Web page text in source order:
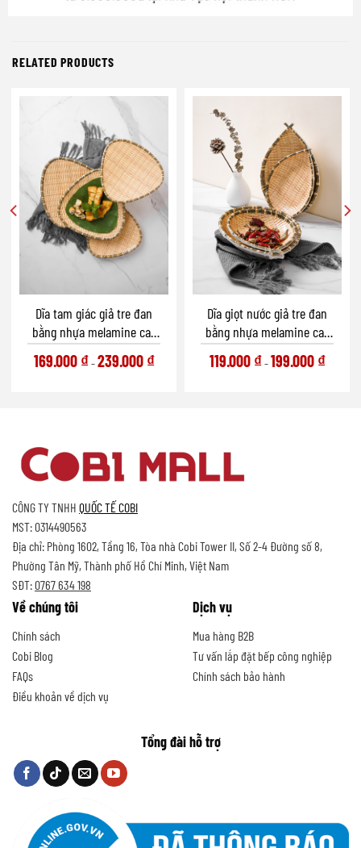
RELATED PRODUCTS
Dĩa tam giác giả tre đan
bằng nhựa melamine cao
cấp (Bamboo Collection)
169.000 ₫–239.000 ₫
Dĩa giọt nước giả tre đan
bằng nhựa melamine cao
cấp (Bamboo Collection)
119.000 ₫–199.000 ₫
CÔNG TY TNHH QUỐC TẾ COBI
MST: 0314490563
Địa chỉ: Phòng 1602, Tầng 16, Tòa nhà Cobi Tower II, Số 2-4 Đường số 8,
Phường Tân Mỹ, Thành phố Hồ Chí Minh, Việt Nam
SĐT:0767 634 198
Về chúng tôi
Chính sách
Cobi Blog
FAQs
Điều khoản về dịch vụ
Dịch vụ
Mua hàng B2B
Tư vấn lắp đặt bếp công nghiệp
Chính sách bảo hành
Tổng đài hỗ trợ